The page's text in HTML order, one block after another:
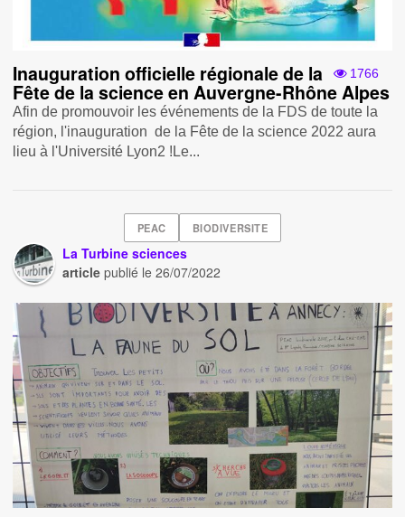
1766
Inauguration officielle régionale de la
Fête de la science en Auvergne-Rhône Alpes
Afin de promouvoir les événements de la FDS de toute la
région, l'inauguration de la Fête de la science 2022 aura
lieu à l'Université Lyon2 !Le...
PEAC BIODIVERSITE
La Turbine sciences
article publié le26/07/2022